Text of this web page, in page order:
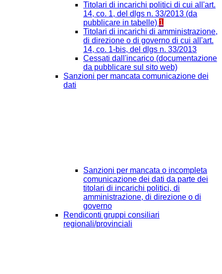
Titolari di incarichi politici di cui all'art.
14, co. 1, del dlgs n. 33/2013 (da
pubblicare in tabelle) 1
Titolari di incarichi di amministrazione,
di direzione o di governo di cui all'art.
14, co. 1-bis, del dlgs n. 33/2013
Cessati dall'incarico (documentazione
da pubblicare sul sito web)
Sanzioni per mancata comunicazione dei
dati
Sanzioni per mancata o incompleta
comunicazione dei dati da parte dei
titolari di incarichi politici, di
amministrazione, di direzione o di
governo
Rendiconti gruppi consiliari
regionali/provinciali